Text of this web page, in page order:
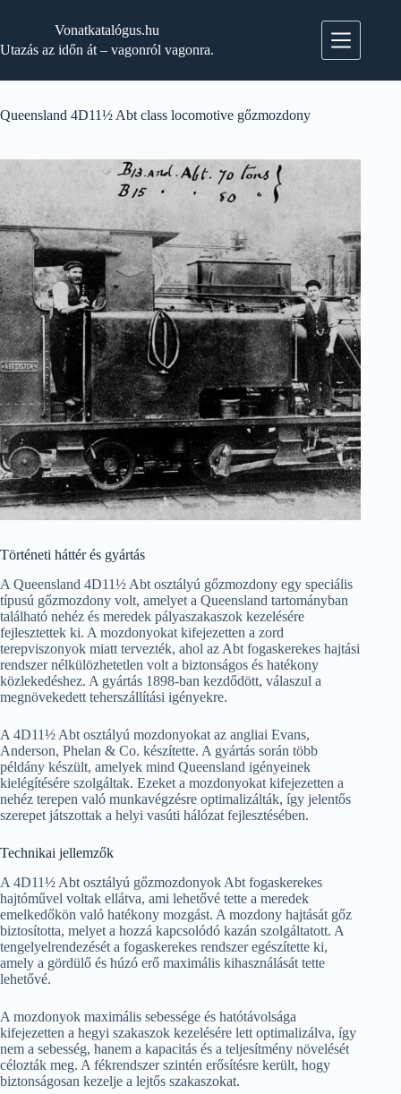
Vonatkatalógus.hu
Utazás az időn át – vagonról vagonra.
Queensland 4D11½ Abt class locomotive gőzmozdony
Történeti háttér és gyártás
A Queensland 4D11½ Abt osztályú gőzmozdony egy speciális
típusú gőzmozdony volt, amelyet a Queensland tartományban
található nehéz és meredek pályaszakaszok kezelésére
fejlesztettek ki. A mozdonyokat kifejezetten a zord
terepviszonyok miatt tervezték, ahol az Abt fogaskerekes hajtási
rendszer nélkülözhetetlen volt a biztonságos és hatékony
közlekedéshez. A gyártás 1898-ban kezdődött, válaszul a
megnövekedett teherszállítási igényekre.
A 4D11½ Abt osztályú mozdonyokat az angliai Evans,
Anderson, Phelan & Co. készítette. A gyártás során több
példány készült, amelyek mind Queensland igényeinek
kielégítésére szolgáltak. Ezeket a mozdonyokat kifejezetten a
nehéz terepen való munkavégzésre optimalizálták, így jelentős
szerepet játszottak a helyi vasúti hálózat fejlesztésében.
Technikai jellemzők
A 4D11½ Abt osztályú gőzmozdonyok Abt fogaskerekes
hajtóművel voltak ellátva, ami lehetővé tette a meredek
emelkedőkön való hatékony mozgást. A mozdony hajtását gőz
biztosította, melyet a hozzá kapcsolódó kazán szolgáltatott. A
tengelyelrendezését a fogaskerekes rendszer egészítette ki,
amely a gördülő és húzó erő maximális kihasználását tette
lehetővé.
A mozdonyok maximális sebessége és hatótávolsága
kifejezetten a hegyi szakaszok kezelésére lett optimalizálva, így
nem a sebesség, hanem a kapacitás és a teljesítmény növelését
célozták meg. A fékrendszer szintén erősítésre került, hogy
biztonságosan kezelje a lejtős szakaszokat.